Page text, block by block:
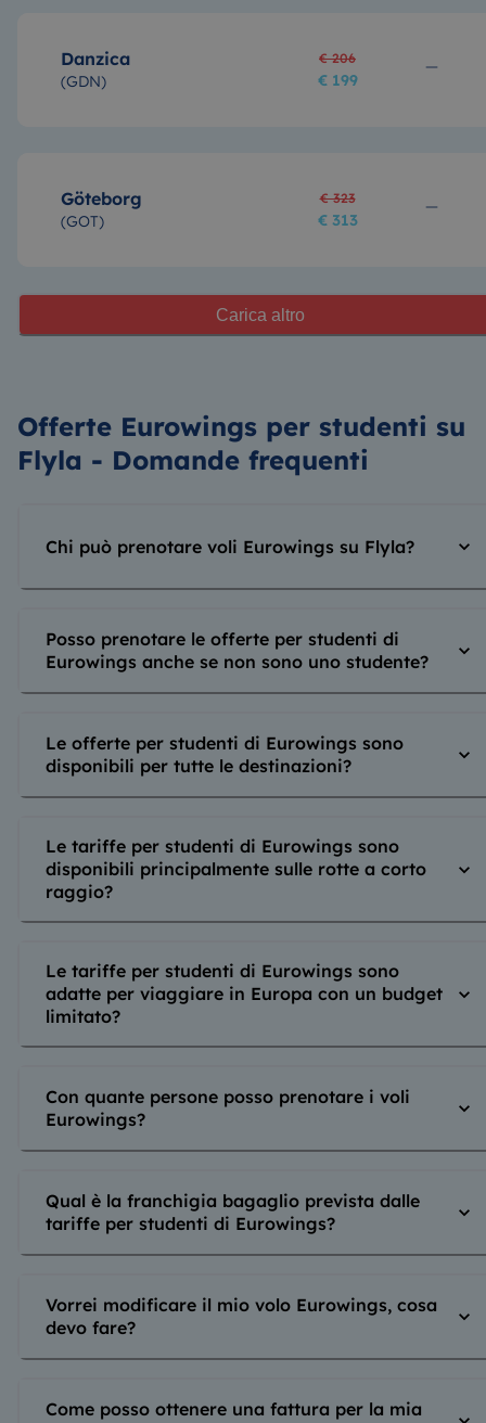
Danzica
(GDN)
€ 206
€ 199
Göteborg
(GOT)
€ 323
€ 313
Carica altro
Offerte Eurowings per studenti su
Flyla - Domande frequenti
Chi può prenotare voli Eurowings su Flyla?
Posso prenotare le offerte per studenti di
Eurowings anche se non sono uno studente?
Le offerte per studenti di Eurowings sono
disponibili per tutte le destinazioni?
Le tariffe per studenti di Eurowings sono
disponibili principalmente sulle rotte a corto
raggio?
Le tariffe per studenti di Eurowings sono
adatte per viaggiare in Europa con un budget
limitato?
Con quante persone posso prenotare i voli
Eurowings?
Qual è la franchigia bagaglio prevista dalle
tariffe per studenti di Eurowings?
Vorrei modificare il mio volo Eurowings, cosa
devo fare?
Come posso ottenere una fattura per la mia